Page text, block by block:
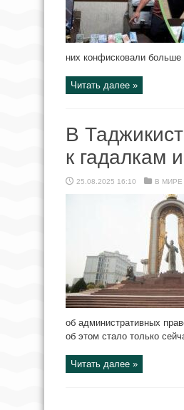
них конфисковали
Читать далее »
В
к гадалкам
25.08.2025 16:10 В МИРЕ
об административных
об этом стало только
Читать далее »